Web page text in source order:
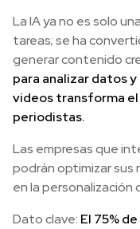
La IA ya no es solo
tareas; se ha
generar contenido
para analizar datos
videos transforma
periodistas.
Las empresas que
podrán optimizar sus
en la personalización
Dato clave: El 75%